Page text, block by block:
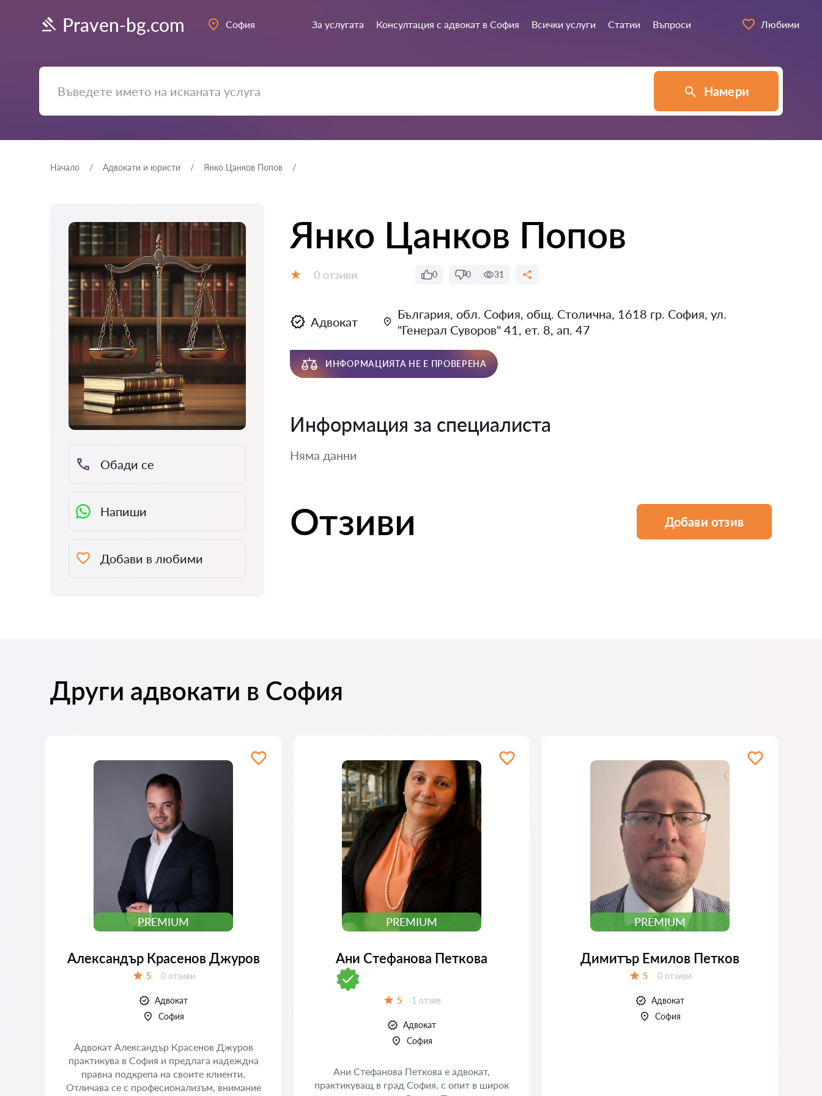
Praven-bg.com София За услугата Консултация с адвокат в София Всички услуги Статии Въпроси Любими
Намери
Начало Адвокати и юристи Янко Цанков Попов
Обади се
Напиши
Добави в любими
Янко Цанков Попов
Отзиви:
0 отзиви 0 0 31
Адвокат
България, обл. София, общ. Столична, 1618 гр. София, ул.
"Генерал Суворов" 41, ет. 8, ап. 47
ИНФОРМАЦИЯТА НЕ Е ПРОВЕРЕНА
Информация за специалиста
Няма данни
Отзиви Добави отзив
Други адвокати в София
PREMIUM
Александър Красенов Джуров
5 Отзиви:
0 отзиви
Адвокат
София
Адвокат Александър Красенов Джуров
практикува в София и предлага надеждна
правна подкрепа на своите клиенти.
Отличава се с професионализъм, внимание
PREMIUM
Ани Стефанова Петкова
5 Отзиви:
1 отзив
Адвокат
София
Ани Стефанова Петкова е адвокат,
практикуващ в град София, с опит в широк
PREMIUM
Димитър Емилов Петков
5 Отзиви:
0 отзиви
Адвокат
София